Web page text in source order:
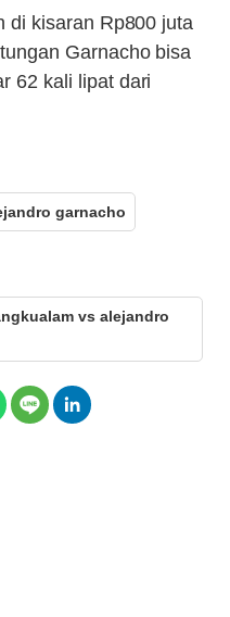
di kisaran Rp800 juta
Garnacho bisa
62 kali lipat dari
garnacho
vs alejandro